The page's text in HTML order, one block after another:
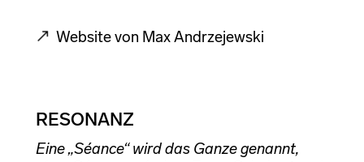
Website von Max Andrzejewski
RESONANZ
Eine „Séance“ wird das Ganze genannt,